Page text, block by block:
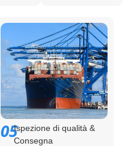
05Ispezione di qualità &
Consegna